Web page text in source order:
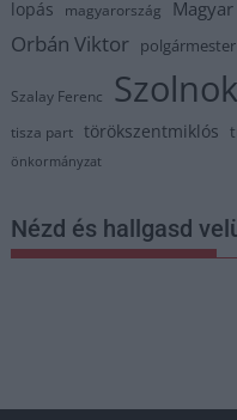
lopás magyarország
Orbán Viktor polgármester
Szalay Ferenc Szolnok
tisza part törökszentmiklós
önkormányzat
Nézd és hallgasd